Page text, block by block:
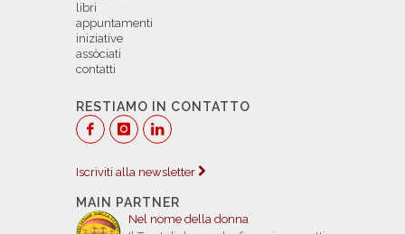
libri
appuntamenti
iniziative
assòciati
contatti
RESTIAMO IN CONTATTO
Iscriviti alla newsletter
MAIN PARTNER
Nel nome della donna